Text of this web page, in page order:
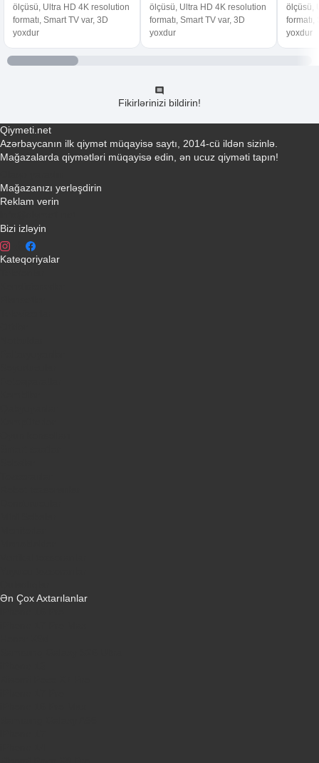
ölçüsü, Ultra HD 4K resolution
formatı, Smart TV var, 3D
yoxdur
ölçüsü, Ultra HD 4K resolution
formatı, Smart TV var, 3D
yoxdur
ölçüsü,
formatı,
yoxdur
Fikirlərinizi bildirin!
Qiymeti.net
Azərbaycanın ilk qiymət müqayisə saytı, 2014-cü ildən sizinlə.
Mağazalarda qiymətləri müqayisə edin, ən ucuz qiyməti tapın!
Mağazanızı yerləşdirin
Reklam verin
Bizi izləyin
Kateqoriyalar
Ən Çox Axtarılanlar